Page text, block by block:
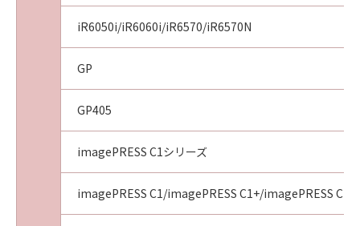
iR6050i/iR6060i/iR6570/iR6570N
GP
GP405
imagePRESS C1シリーズ
imagePRESS C1/imagePRESS C1+/imagePRESS